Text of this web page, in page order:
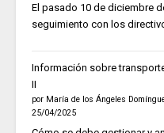
El pasado 10 de diciembre
seguimiento con los
Información sobre
II
por María de los Ángeles
25/04/2025